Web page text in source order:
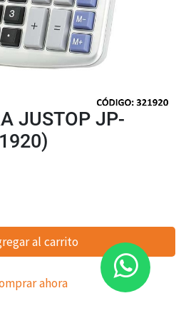
JUSTOP JP-
al carrito
ahora